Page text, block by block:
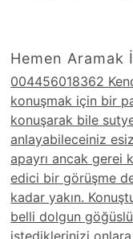
Hemen Aramak
004456018362
konuşmak için bir
konuşarak bile
anlayabileceiniz
apayrı ancak gerei
edici bir görüşme
kadar yakın.
belli dolgun
istediklerinizi onlara